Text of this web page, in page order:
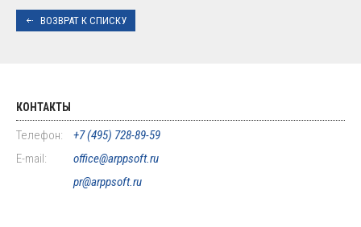
ВОЗВРАТ К СПИСКУ
КОНТАКТЫ
Телефон:
+7 (495) 728-89-59
E-mail:
office@arppsoft.ru
pr@arppsoft.ru